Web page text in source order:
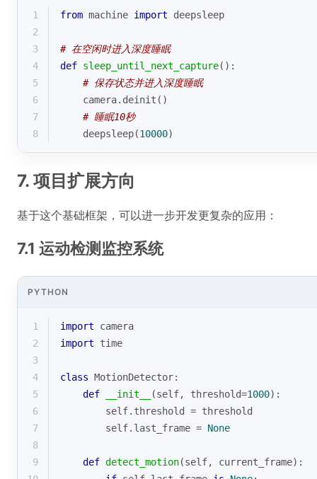
1 from machine import deepsleep
2
3
# 在空闲时进入深度睡眠
4
def sleep_until_next_capture():
5
# 保存状态并进入深度睡眠
6
    camera.deinit()
7
# 睡眠10秒
8
    deepsleep(
10000)
7. 项目扩展方向
基于这个基础框架，可以进一步开发更复杂的应用：
7.1 运动检测监控系统
PYTHON
1 import camera
2
import time
3
4
class MotionDetector:
5
def __init__ (self, threshold=1000):
6
        self.threshold = threshold
7
        self.last_frame =
None
8
9
def detect_motion(self, current_frame):